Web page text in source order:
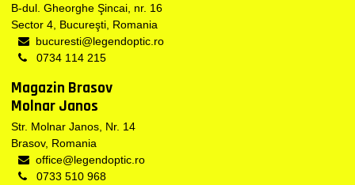
B-dul. Gheorghe Şincai, nr. 16
Sector 4, Bucureşti, Romania
bucuresti@legendoptic.ro
0734 114 215
Magazin Brasov
Molnar Janos
Str. Molnar Janos, Nr. 14
Brasov, Romania
office@legendoptic.ro
0733 510 968